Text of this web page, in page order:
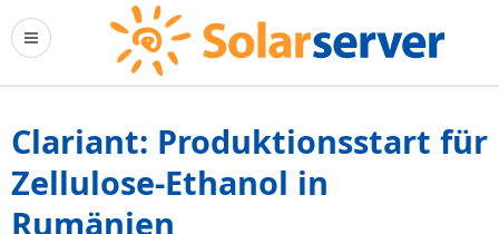
Clariant: Produktionsstart für
Zellulose-Ethanol in
Rumänien